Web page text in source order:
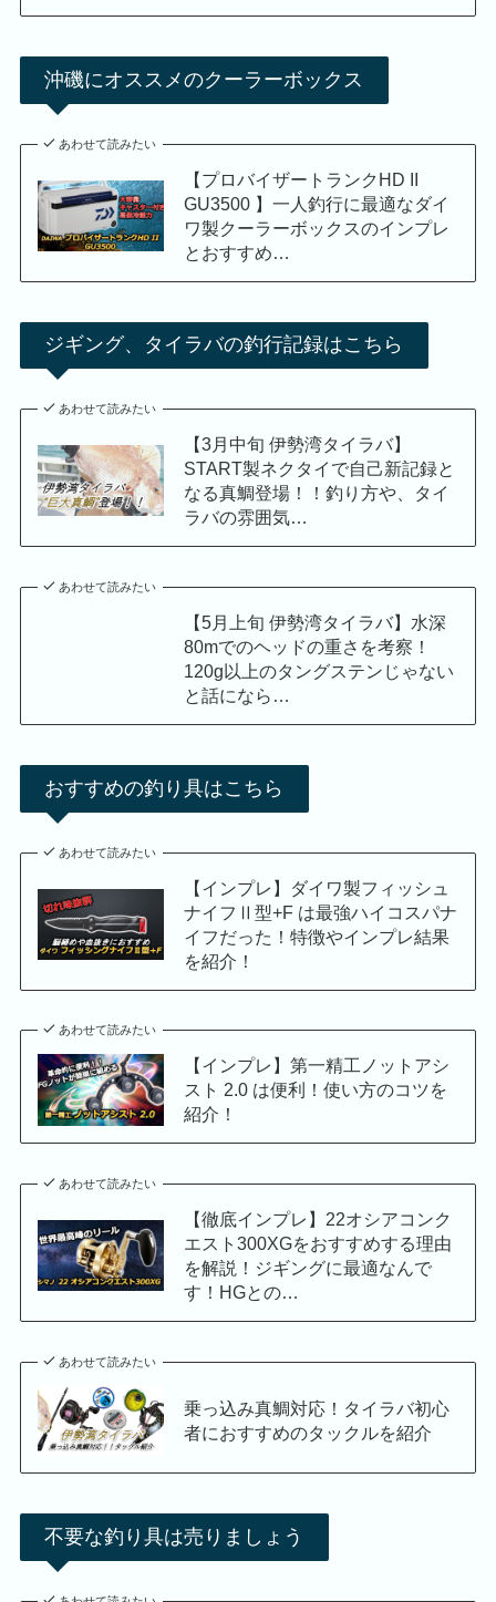
沖磯にオススメのクーラーボックス
あわせて読みたい
【プロバイザートランクHD II
GU3500 】一人釣行に最適なダイ
ワ製クーラーボックスのインプレ
とおすすめ…
ジギング、タイラバの釣行記録はこちら
あわせて読みたい
【3月中旬 伊勢湾タイラバ】
START製ネクタイで自己新記録と
なる真鯛登場！！釣り方や、タイ
ラバの雰囲気…
あわせて読みたい
【5月上旬 伊勢湾タイラバ】水深
80mでのヘッドの重さを考察！
120g以上のタングステンじゃない
と話になら…
おすすめの釣り具はこちら
あわせて読みたい
【インプレ】ダイワ製フィッシュ
ナイフⅡ型+F は最強ハイコスパナ
イフだった！特徴やインプレ結果
を紹介！
あわせて読みたい
【インプレ】第一精工ノットアシ
スト 2.0 は便利！使い方のコツを
紹介！
あわせて読みたい
【徹底インプレ】22オシアコンク
エスト300XGをおすすめする理由
を解説！ジギングに最適なんで
す！HGとの…
あわせて読みたい
乗っ込み真鯛対応！タイラバ初心
者におすすめのタックルを紹介
不要な釣り具は売りましょう